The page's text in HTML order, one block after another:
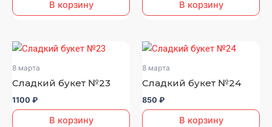
В корзину В корзину
8 марта
Сладкий букет №23
1100 ₽
В корзину
8 марта
Сладкий букет №24
850 ₽
В корзину